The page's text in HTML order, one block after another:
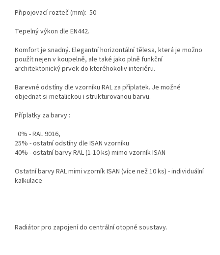
Připojovací rozteč (mm): 50
Tepelný výkon dle EN442.
Komfort je snadný. Elegantní horizontální tělesa, která je možno
použít nejen v koupelně, ale také jako plně funkční
architektonický prvek do kteréhokoliv interiéru.
Barevné odstíny dle vzorníku RAL za příplatek. Je možné
objednat si metalickou i strukturovanou barvu.
Příplatky za barvy :
0% - RAL 9016,
25% - ostatní odstíny dle ISAN vzorníku
40% - ostatní barvy RAL (1-10 ks) mimo vzorník ISAN
Ostatní barvy RAL mimi vzorník ISAN (více než 10 ks) - individuální
kalkulace
Radiátor pro zapojení do centrální otopné soustavy.